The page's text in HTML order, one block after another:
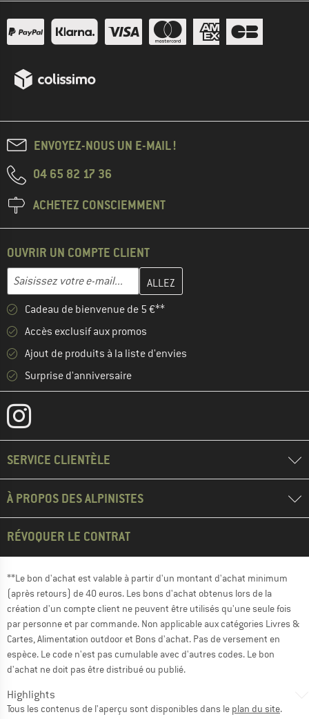
ENVOYEZ-NOUS UN E-MAIL !
04 65 82 17 36
ACHETEZ CONSCIEMMENT
OUVRIR UN COMPTE CLIENT
Adresse e-mail
Entrez votre adresse e-mail ici et créez votre compte client à la
Cadeau de bienvenue de 5 €**
Accès exclusif aux promos
Ajout de produits à la liste d'envies
Surprise d'anniversaire
SERVICE CLIENTÈLE
À PROPOS DES ALPINISTES
RÉVOQUER LE CONTRAT
**Le bon d'achat est valable à partir d'un montant d'achat minimum
(après retours) de 40 euros. Les bons d'achat obtenus lors de la
création d'un compte client ne peuvent être utilisés qu'une seule fois
par personne et par commande. Non applicable aux catégories Livres &
Cartes, Alimentation outdoor et Bons d'achat. Pas de versement en
espèce. Le code n'est pas cumulable avec d'autres codes. Le bon
d'achat ne doit pas être distribué ou publié.
Highlights
Tous les contenus de l'aperçu sont disponibles dans le plan du site.